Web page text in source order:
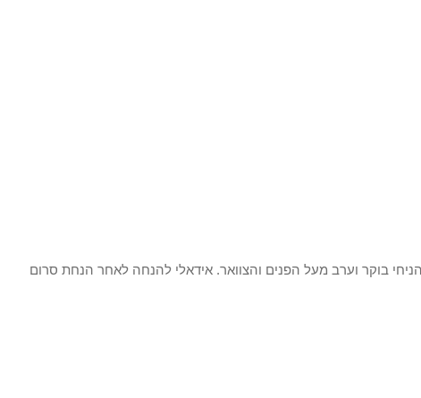
בוקר וערב מעל הפנים והצוואר. אידאלי להנחה לאחר הנחת סרום